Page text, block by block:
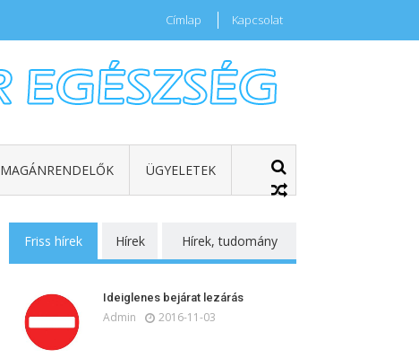
Címlap Kapcsolat
MAGÁNRENDELŐK ÜGYELETEK
Friss hírek Hírek Hírek, tudomány
Ideiglenes bejárat lezárás
Admin 2016-11-03